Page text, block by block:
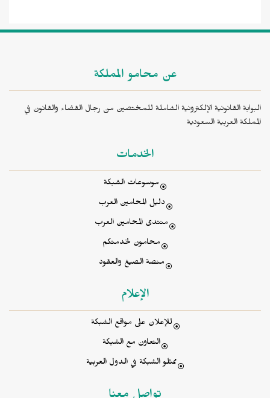
عن محامو المملكة
البوابة القانونية الإلكترونية الشاملة للمختصين من رجال القضاء والقانون في
المملكة العربية السعودية
الخدمات
موسوعات الشبكة
دليل المحامين العرب
منتدى المحامين العرب
محامون لخدمتكم
منصة الصيغ والعقود
الإعلام
للإعلان على مواقع الشبكة
التعاون مع الشبكة
ممثلو الشبكة في الدول العربية